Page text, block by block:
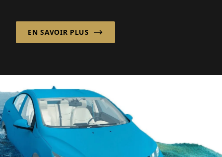
de manière sécurisée tout autour de
l'horloge...
EN SAVOIR PLUS